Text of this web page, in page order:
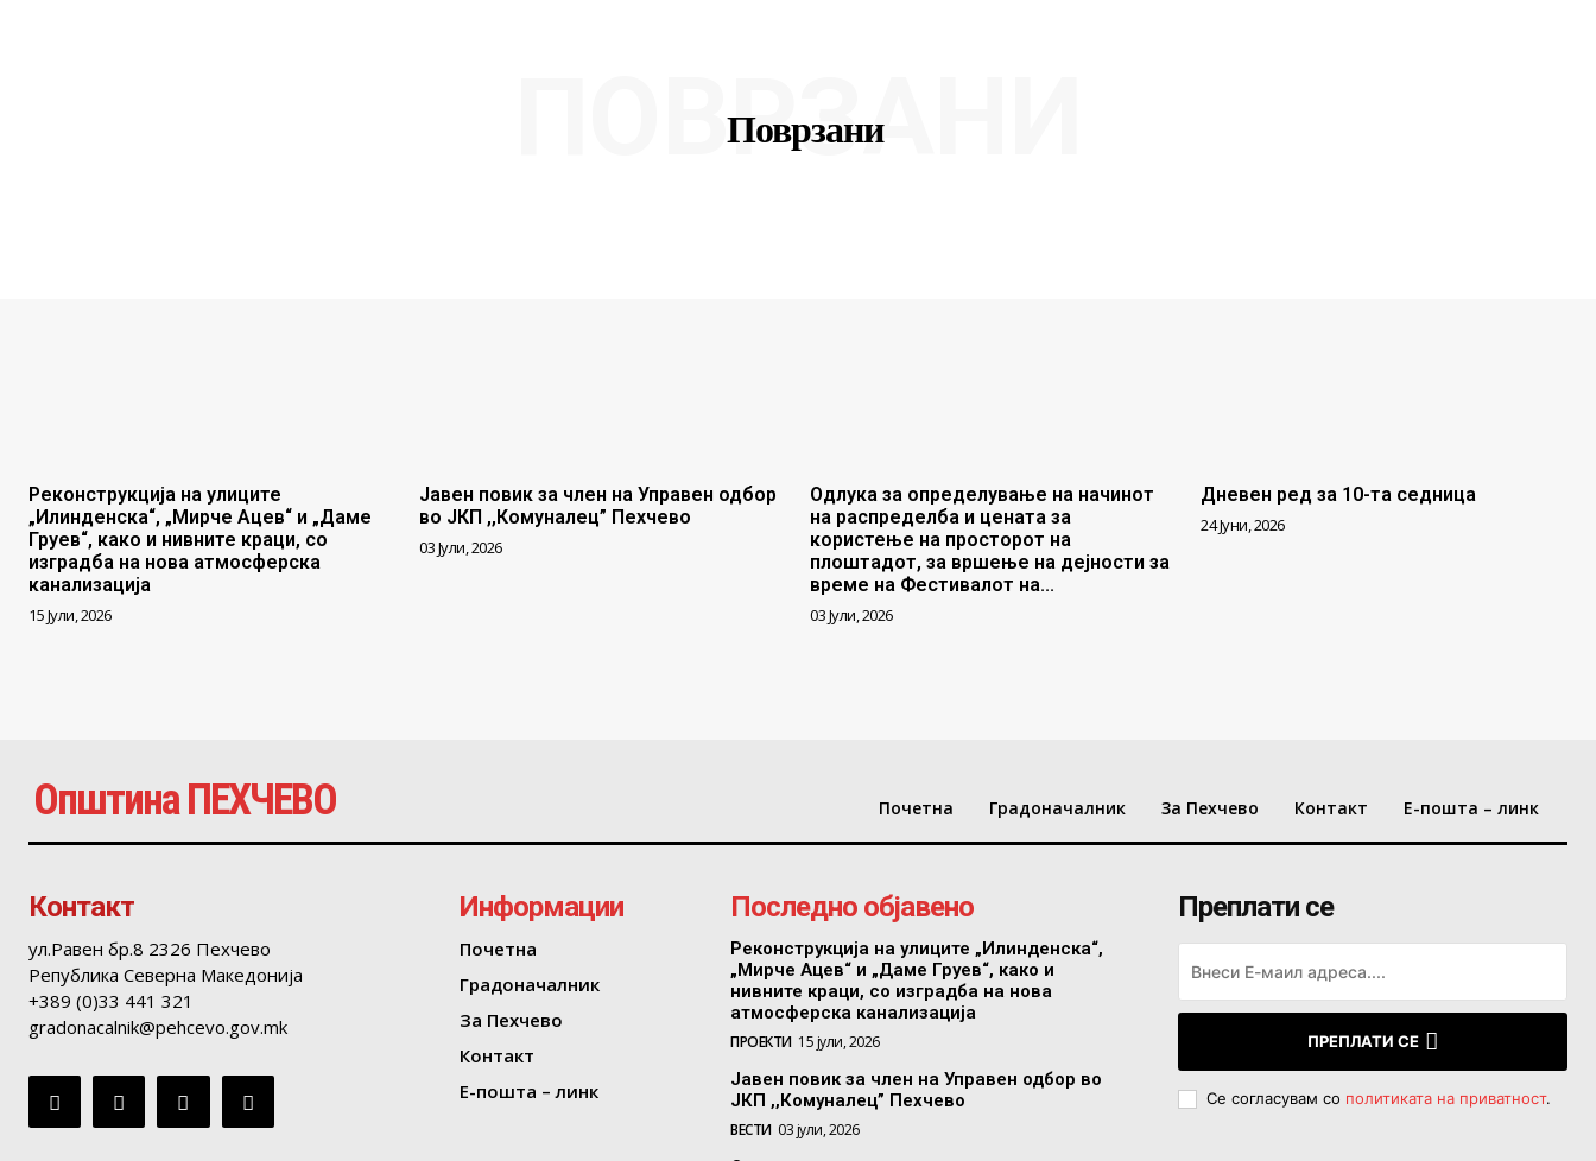
Поврзани
ПОВРЗАНИ
Реконструкција на улиците
„Илинденска“, „Мирче Ацев“ и „Даме
Груев“, како и нивните краци, со
изградба на нова атмосферска
канализација
15 Јули, 2026
Јавен повик за член на Управен одбор
во ЈКП ,,Комуналец” Пехчево
03 Јули, 2026
Одлука за определување на начинот
на распределба и цената за
користење на просторот на
плоштадот, за вршење на дејности за
време на Фестивалот на...
03 Јули, 2026
Дневен ред за 10-та седница
24 Јуни, 2026
Општина ПЕХЧЕВО Почетна Градоначалник За Пехчево Контакт Е-пошта – линк
Контакт
ул.Равен бр.8 2326 Пехчево
Република Северна Македонија
+389 (0)33 441 321
gradonacalnik@pehcevo.gov.mk
Информации
Почетна
Градоначалник
За Пехчево
Контакт
Е-пошта – линк
Последно објавено
Реконструкција на улиците „Илинденска“,
„Мирче Ацев“ и „Даме Груев“, како и
нивните краци, со изградба на нова
атмосферска канализација
ПРОЕКТИ 15 јули, 2026
Јавен повик за член на Управен одбор во
ЈКП ,,Комуналец” Пехчево
ВЕСТИ 03 јули, 2026
Преплати се
ПРЕПЛАТИ СЕ
Се согласувам со политиката на приватност.